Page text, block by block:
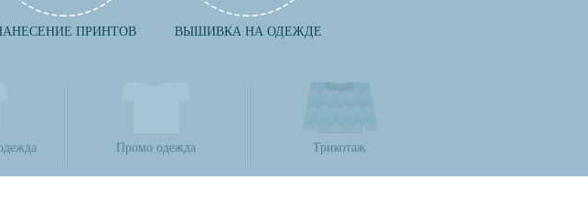
ПРИНТОВ ВЫШИВКА НА ОДЕЖДЕ
Промо одежда Трикотаж